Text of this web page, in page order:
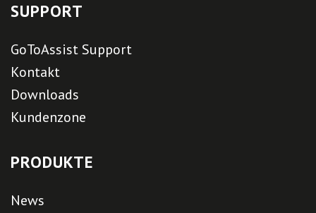
SUPPORT
GoToAssist Support
Kontakt
Downloads
Kundenzone
PRODUKTE
News